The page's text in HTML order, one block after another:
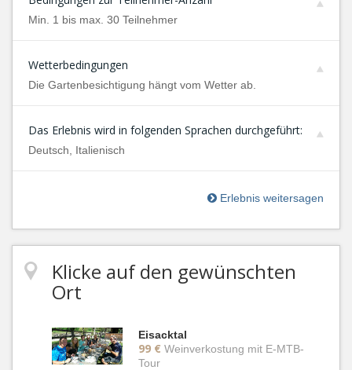
Min. 1 bis max. 30 Teilnehmer
Wetterbedingungen
Die Gartenbesichtigung hängt vom Wetter ab.
Das Erlebnis wird in folgenden Sprachen durchgeführt:
Deutsch, Italienisch
Erlebnis weitersagen
Klicke auf den gewünschten
Ort
Eisacktal
99 € Weinverkostung mit E-MTB-
Tour